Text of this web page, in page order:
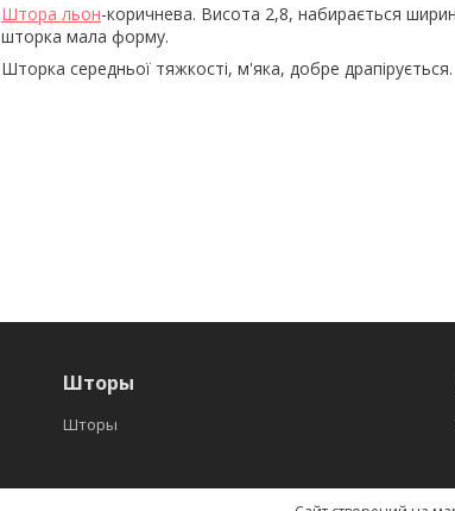
Штора льон-коричнева. Висота 2,8, набирається
шторка мала форму.
Шторка середньої тяжкості, м'яка, добре драпірується.
Шторы
Шторы